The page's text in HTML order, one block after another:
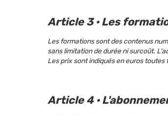
Article 3 · Les
Les formations sont des contenus
sans limitation de durée ni surcoût.
Les prix sont indiqués en euros
Article 4 ·